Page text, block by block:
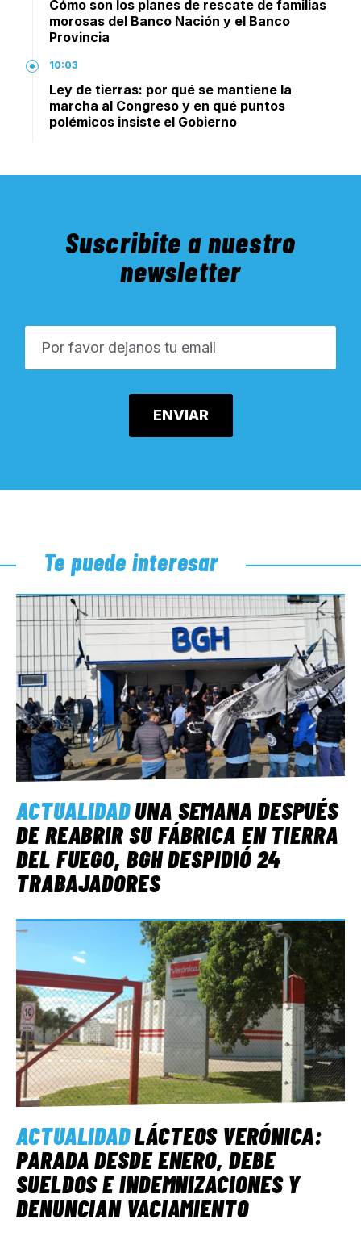
Cómo son los planes de rescate de familias
morosas del Banco Nación y el Banco
Provincia
10:03
Ley de tierras: por qué se mantiene la
marcha al Congreso y en qué puntos
polémicos insiste el Gobierno
Suscribite a nuestro
newsletter
Te puede interesar
ACTUALIDADUNA SEMANA DESPUÉS
DE REABRIR SU FÁBRICA EN TIERRA
DEL FUEGO, BGH DESPIDIÓ 24
TRABAJADORES
ACTUALIDADLÁCTEOS VERÓNICA:
PARADA DESDE ENERO, DEBE
SUELDOS E INDEMNIZACIONES Y
DENUNCIAN VACIAMIENTO